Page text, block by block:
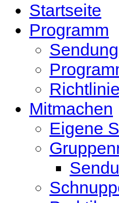
Startseite
Programm
Mitmachen
Eigene